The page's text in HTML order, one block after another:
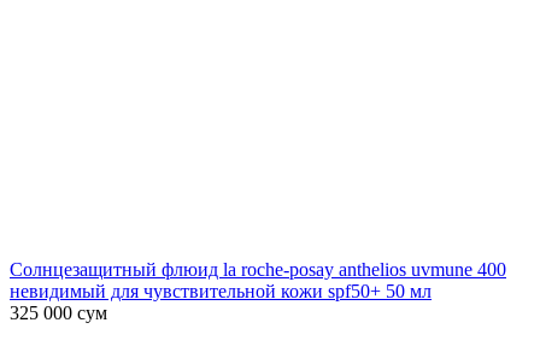
Солнцезащитный флюид la roche-posay anthelios uvmune 400
невидимый для чувствительной кожи spf50+ 50 мл
325 000 сум